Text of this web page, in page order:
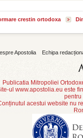
crestin ortodoxa
Apostolia Echipa
Publicatia Mitropoliei
ul www.apostolia.eu este
pentru
acestui website nu